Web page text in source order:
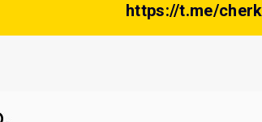
https://t.me/